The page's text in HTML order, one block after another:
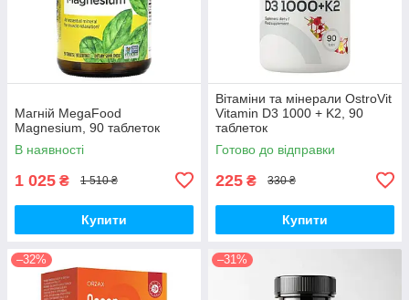
Магній MegaFood
Magnesium, 90 таблеток
В наявності
1 025 ₴ 1 510 ₴
Купити
Вітаміни та мінерали OstroVit
Vitamin D3 1000 + K2, 90
таблеток
Готово до відправки
225 ₴ 330 ₴
Купити
–32% –31%